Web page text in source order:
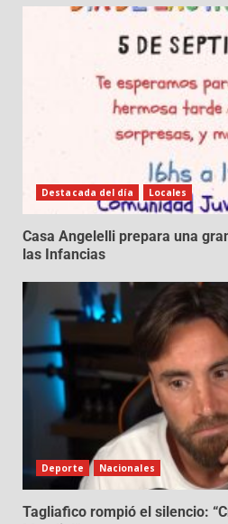
Destacada del día Locales
Casa Angelelli prepara una
las Infancias
Deporte Nacionales
Tagliafico rompió el silencio: